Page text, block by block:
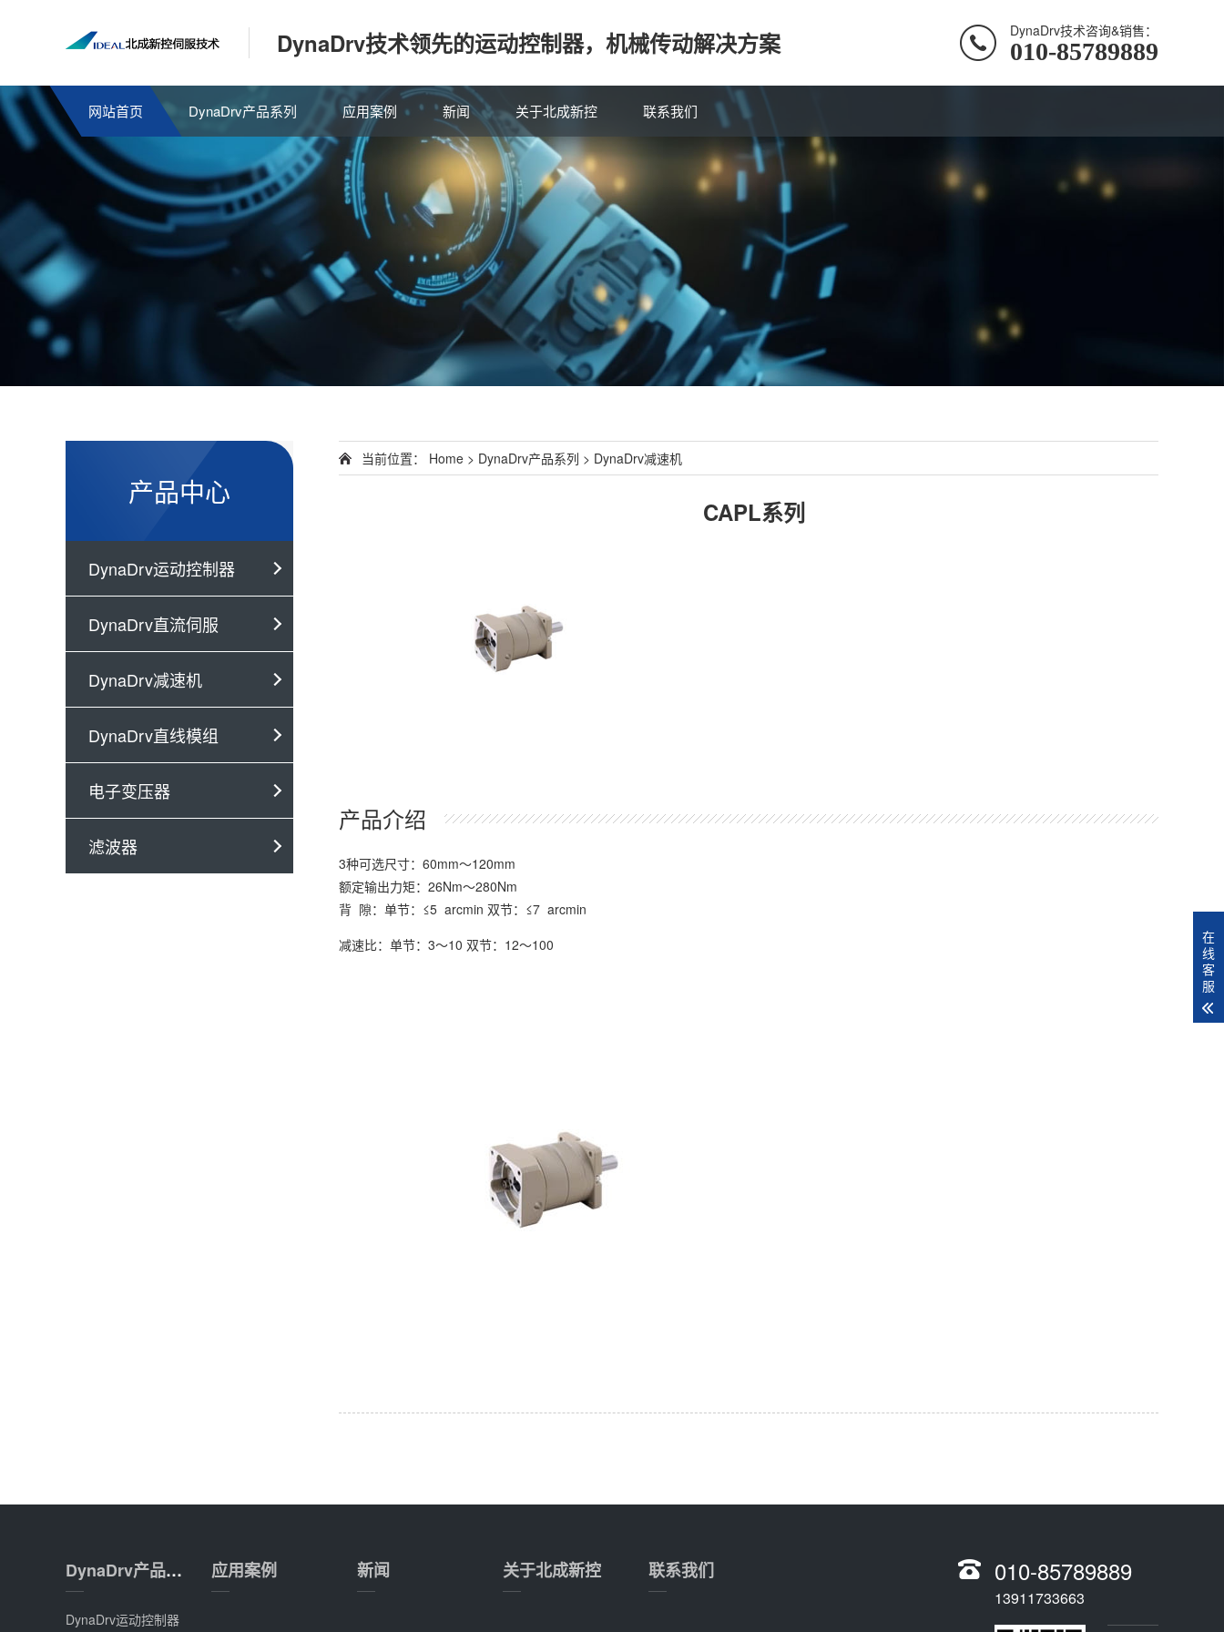
DynaDrv技术领先的运动控制器，机械传动解决方案 DynaDrv技术咨询&销售：
010-85789889
网站首页 DynaDrv产品系列 应用案例 新闻 关于北成新控 联系我们
产品中心
DynaDrv运动控制器
DynaDrv直流伺服
DynaDrv减速机
DynaDrv直线模组
电子变压器
滤波器
当前位置： Home > DynaDrv产品系列 > DynaDrv减速机
CAPL系列
产品介绍
3种可选尺寸：60mm～120mm
额定输出力矩：26Nm～280Nm
背 隙：单节：≤5 arcmin 双节：≤7 arcmin
减速比：单节：3～10 双节：12～100
DynaDrv产品系列
DynaDrv运动控制器
应用案例 新闻 关于北成新控 联系我们 010-85789889
13911733663
在
线
客
服